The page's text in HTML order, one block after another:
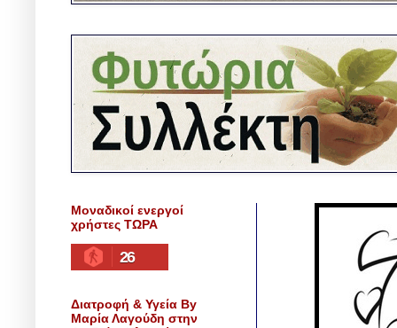
Μοναδικοί ενεργοί
χρήστες ΤΩΡΑ
26
Διατροφή & Υγεία By
Μαρία Λαγούδη στην